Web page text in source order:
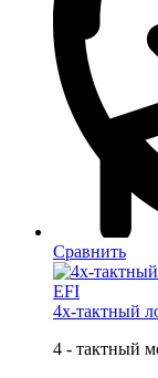
Сравнить
4х-тактный
4 - тактный